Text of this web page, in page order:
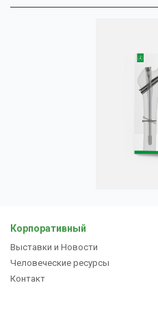
Корпоративный
Выставки и Новости
Человеческие ресурсы
Контакт